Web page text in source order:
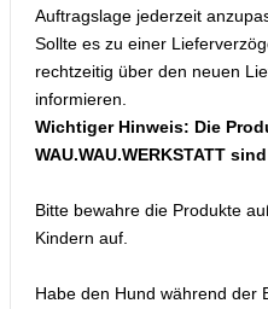
Auftragslage jederzeit
Sollte es zu einer
rechtzeitig über den neuen
informieren.
Wichtiger Hinweis: Die
WAU.WAU.WERKSTATT
Bitte bewahre die Produkte
Kindern auf.
Habe den Hund während der